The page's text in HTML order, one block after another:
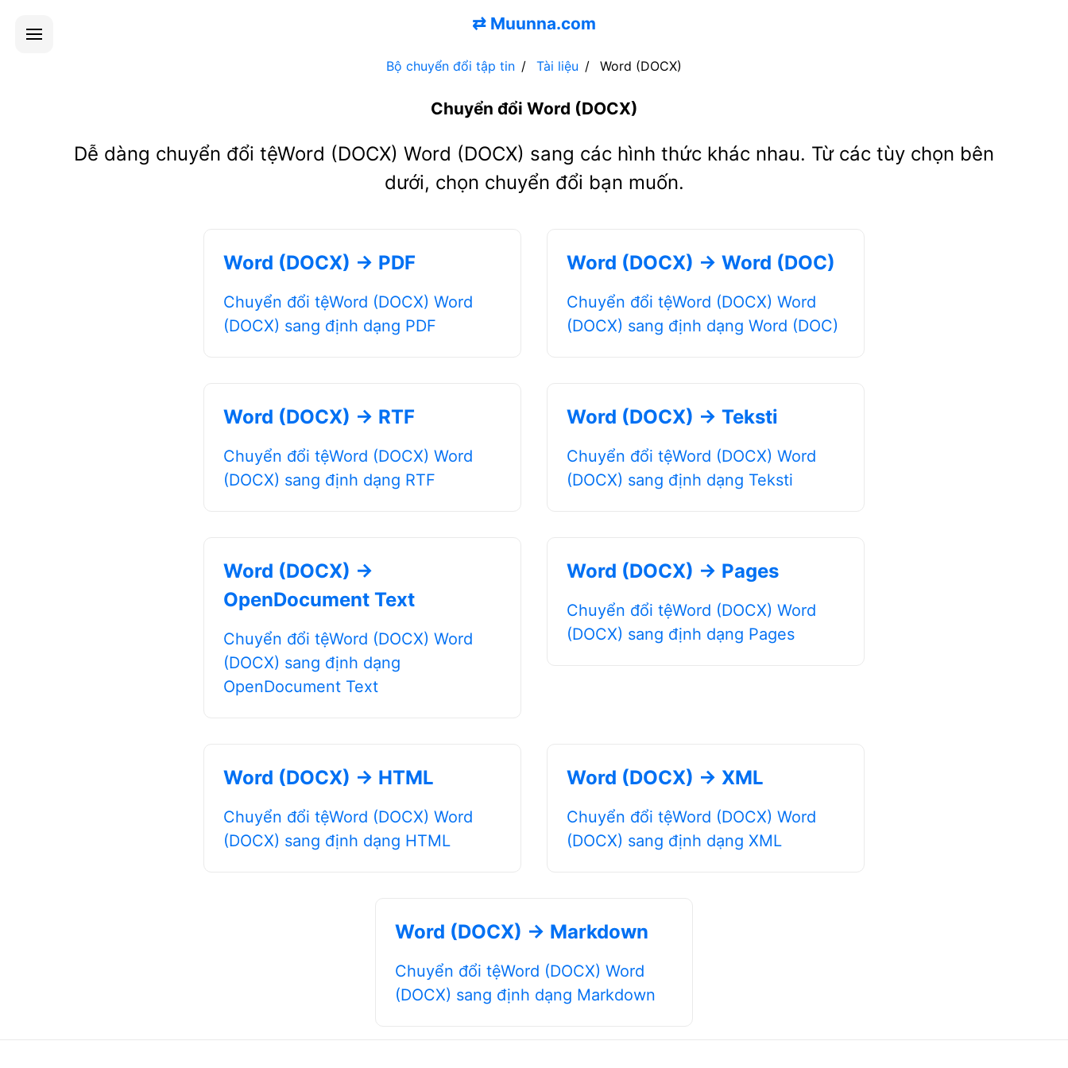
⇄ Muunna.com
Bộ chuyển đổi tập tin Tài liệu Word (DOCX)
Chuyển đổi Word (DOCX)
Dễ dàng chuyển đổi tệWord (DOCX) Word (DOCX) sang các hình thức khác nhau. Từ các tùy chọn bên
dưới, chọn chuyển đổi bạn muốn.
Word (DOCX) → PDF
Chuyển đổi tệWord (DOCX) Word
(DOCX) sang định dạng PDF
Word (DOCX) → Word (DOC)
Chuyển đổi tệWord (DOCX) Word
(DOCX) sang định dạng Word (DOC)
Word (DOCX) → RTF
Chuyển đổi tệWord (DOCX) Word
(DOCX) sang định dạng RTF
Word (DOCX) → Teksti
Chuyển đổi tệWord (DOCX) Word
(DOCX) sang định dạng Teksti
Word (DOCX) →
OpenDocument Text
Chuyển đổi tệWord (DOCX) Word
(DOCX) sang định dạng
OpenDocument Text
Word (DOCX) → Pages
Chuyển đổi tệWord (DOCX) Word
(DOCX) sang định dạng Pages
Word (DOCX) → HTML
Chuyển đổi tệWord (DOCX) Word
(DOCX) sang định dạng HTML
Word (DOCX) → XML
Chuyển đổi tệWord (DOCX) Word
(DOCX) sang định dạng XML
Word (DOCX) → Markdown
Chuyển đổi tệWord (DOCX) Word
(DOCX) sang định dạng Markdown